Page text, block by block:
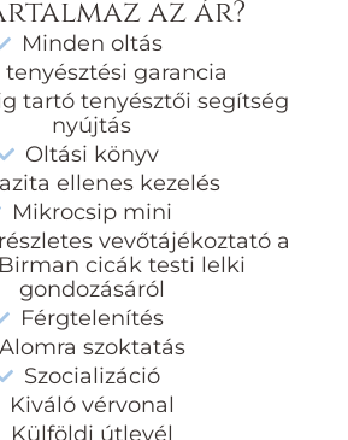
az ár?
Minden oltás
tenyésztési garancia
tartó tenyésztői segítség
nyújtás
Oltási könyv
ellenes kezelés
Mikrocsip mini
vevőtájékoztató a
cicák testi lelki
gondozásáról
Férgtelenítés
Alomra szoktatás
Szocializáció
Kiváló vérvonal
Külföldi útlevél